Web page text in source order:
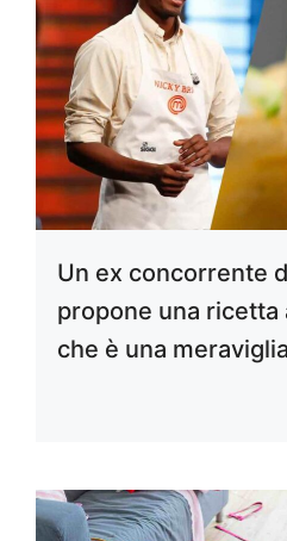
Un ex concorrente
propone una ricetta
che è una